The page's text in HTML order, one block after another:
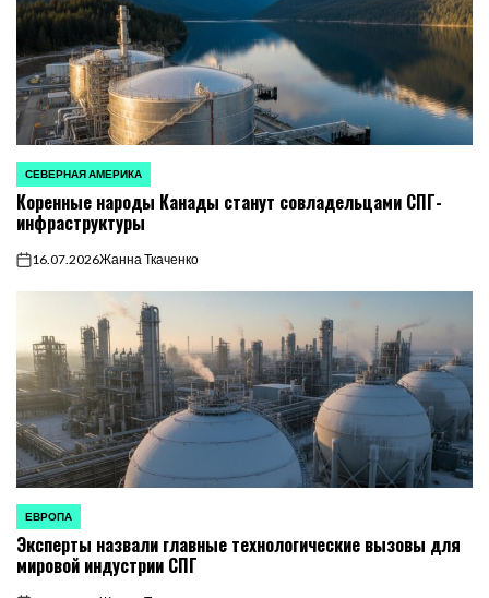
ОПУБЛИКОВАНО
В
СЕВЕРНАЯ АМЕРИКА
Коренные народы Канады станут совладельцами СПГ-
инфраструктуры
on16.07.2026Жанна Ткаченко
ОПУБЛИКОВАНО
В
ЕВРОПА
Эксперты назвали главные технологические вызовы для
мировой индустрии СПГ